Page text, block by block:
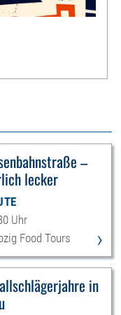
–
lecker
Uhr
Food Tours
›
in